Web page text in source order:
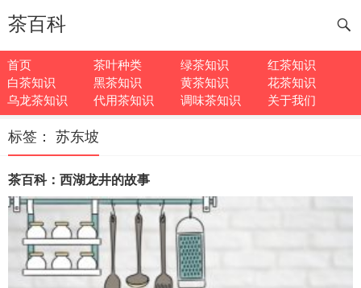
茶百科
首页 茶叶种类 绿茶知识
红茶知识
白茶知识
黑茶知识 黄茶知识
花茶知识
乌龙茶知识
代用茶知识 调味茶知识 关于我们
标签： 苏东坡
茶百科：西湖龙井的故事